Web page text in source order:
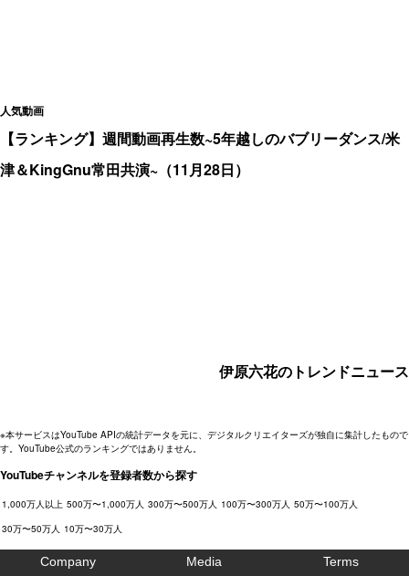
人気動画
【ランキング】週間動画再生数~5年越しのバブリーダンス/米
津＆KingGnu常田共演~（11月28日）
伊原六花のトレンドニュース
※本サービスはYouTube APIの統計データを元に、デジタルクリエイターズが独自に集計したもので
す。YouTube公式のランキングではありません。
YouTubeチャンネルを登録者数から探す
1,000万人以上 500万〜1,000万人 300万〜500万人 100万〜300万人 50万〜100万人
30万〜50万人 10万〜30万人
Company Media Terms